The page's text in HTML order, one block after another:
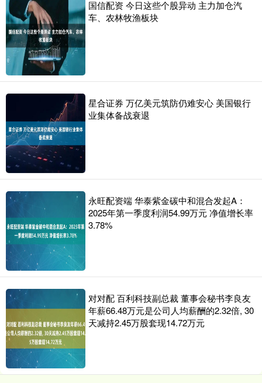
国信配资 今日这些个股异动 主力加仓汽
车、农林牧渔板块
星合证券 万亿美元筑防仍难安心 美国银行
业集体备战衰退
永旺配资端 华泰紫金碳中和混合发起A：
2025年第一季度利润54.99万元 净值增长率
3.78%
对对配 百利科技副总裁 董事会秘书李良友
年薪66.48万元是公司人均薪酬的2.32倍, 30
天减持2.45万股套现14.72万元